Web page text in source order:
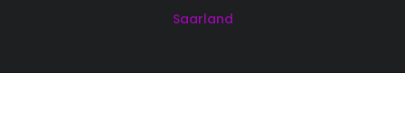
Saarland